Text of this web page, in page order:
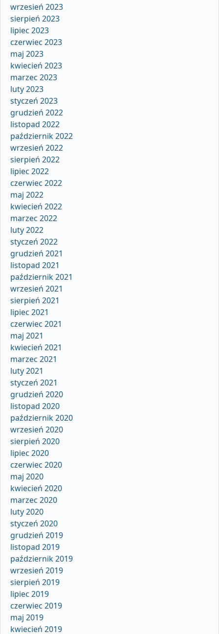
wrzesień 2023
sierpień 2023
lipiec 2023
czerwiec 2023
maj 2023
kwiecień 2023
marzec 2023
luty 2023
styczeń 2023
grudzień 2022
listopad 2022
październik 2022
wrzesień 2022
sierpień 2022
lipiec 2022
czerwiec 2022
maj 2022
kwiecień 2022
marzec 2022
luty 2022
styczeń 2022
grudzień 2021
listopad 2021
październik 2021
wrzesień 2021
sierpień 2021
lipiec 2021
czerwiec 2021
maj 2021
kwiecień 2021
marzec 2021
luty 2021
styczeń 2021
grudzień 2020
listopad 2020
październik 2020
wrzesień 2020
sierpień 2020
lipiec 2020
czerwiec 2020
maj 2020
kwiecień 2020
marzec 2020
luty 2020
styczeń 2020
grudzień 2019
listopad 2019
październik 2019
wrzesień 2019
sierpień 2019
lipiec 2019
czerwiec 2019
maj 2019
kwiecień 2019